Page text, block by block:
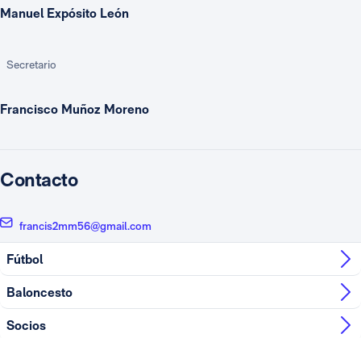
Manuel Expósito León
Secretario
Francisco Muñoz Moreno
Contacto
francis2mm56@gmail.com
Fútbol
Baloncesto
Socios